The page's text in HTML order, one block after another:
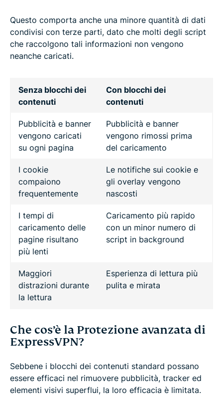
Questo comporta anche una minore quantità di dati
condivisi con terze parti, dato che molti degli script
che raccolgono tali informazioni non vengono
neanche caricati.
Senza blocchi dei
contenuti
Con blocchi dei
contenuti
Pubblicità e banner
vengono caricati
su ogni pagina
Pubblicità e banner
vengono rimossi prima
del caricamento
I cookie
compaiono
frequentemente
Le notifiche sui cookie e
gli overlay vengono
nascosti
I tempi di
caricamento delle
pagine risultano
più lenti
Caricamento più rapido
con un minor numero di
script in background
Maggiori
distrazioni durante
la lettura
Esperienza di lettura più
pulita e mirata
Che cos’è la Protezione avanzata di
ExpressVPN?
Sebbene i blocchi dei contenuti standard possano
essere efficaci nel rimuovere pubblicità, tracker ed
elementi visivi superflui, la loro efficacia è limitata.